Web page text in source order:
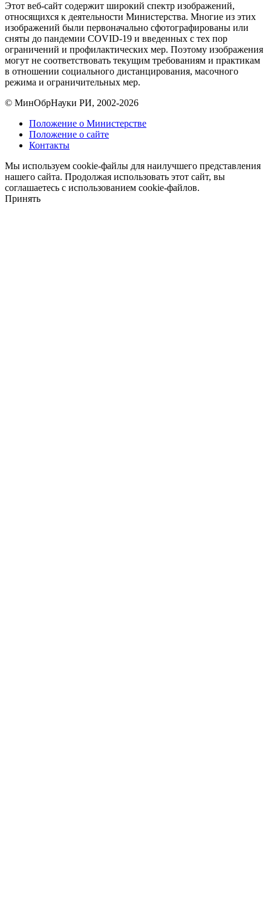
Этот веб-сайт содержит широкий спектр изображений,
относящихся к деятельности Министерства. Многие из этих
изображений были первоначально сфотографированы или
сняты до пандемии COVID-19 и введенных с тех пор
ограничений и профилактических мер. Поэтому изображения
могут не соответствовать текущим требованиям и практикам
в отношении социального дистанцирования, масочного
режима и ограничительных мер.
© МинОбрНауки РИ, 2002-2026
Положение о Министерстве
Положение о сайте
Контакты
Мы используем cookie-файлы для наилучшего представления
нашего сайта. Продолжая использовать этот сайт, вы
соглашаетесь с использованием cookie-файлов.
Принять